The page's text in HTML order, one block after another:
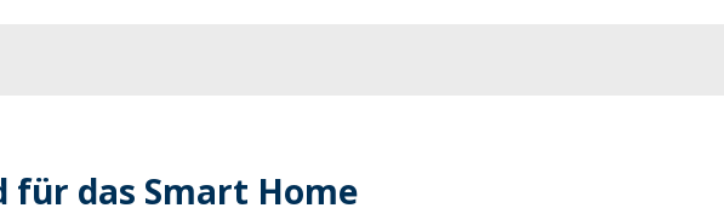
für das Smart Home